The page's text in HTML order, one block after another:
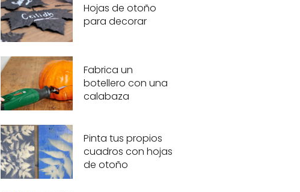
Hojas de otoño
para decorar
Fabrica un
botellero con una
calabaza
Pinta tus propios
cuadros con hojas
de otoño